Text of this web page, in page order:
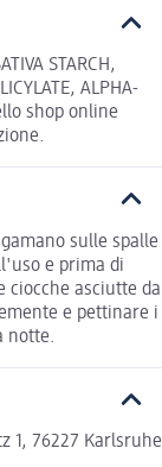
STARCH,
ALPHA-
shop online
sulle spalle
e prima di
ciocche asciutte da
e pettinare i
notte.
1, 76227 Karlsruhe